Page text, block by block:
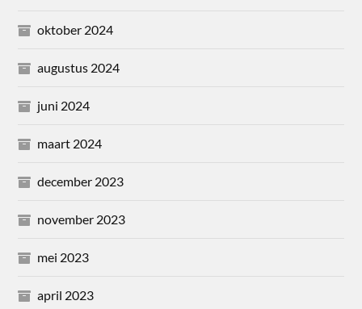
oktober 2024
augustus 2024
juni 2024
maart 2024
december 2023
november 2023
mei 2023
april 2023